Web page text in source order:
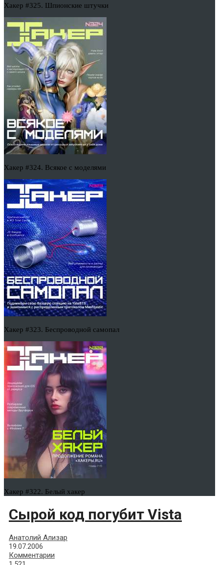
Хакер #325. Шпионские штучки
Хакер #324. Всякое с моделями
Хакер #323. Беспроводной самопал
Хакер #322. Белый хакер
Сырой код погубит Vista
Анатолий Ализар
19.07.2006
Комментарии